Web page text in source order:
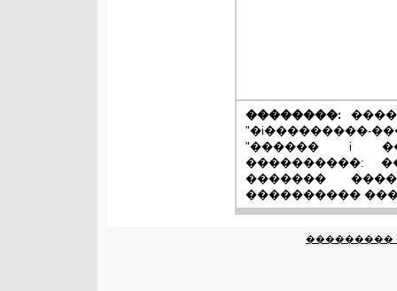
��������:
"�i���������-
"������ i
����������:
�������
����������
���������